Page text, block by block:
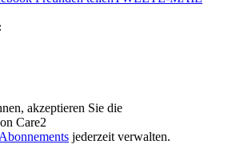
akzeptieren Sie die
Care2
jederzeit verwalten.